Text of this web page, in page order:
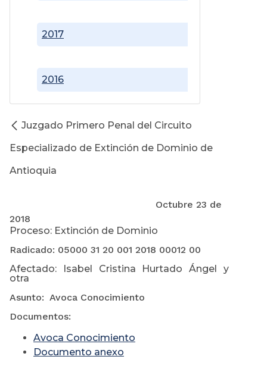
2016
2017
Juzgado Primero Penal del Circuito
Especializado de Extinción de Dominio de
Antioquia
Octubre 23 de
2018
Proceso: Extinción de Dominio
Radicado: 05000 31 20 001 2018 00012 00
Afectado: Isabel Cristina Hurtado Ángel y
otra
Asunto: Avoca Conocimiento
Documentos:
Avoca Conocimiento
Documento anexo